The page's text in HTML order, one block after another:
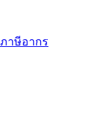
าษีอากร